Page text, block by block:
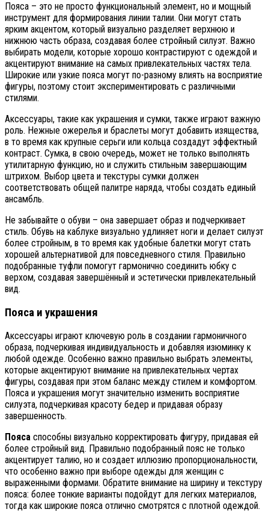
Пояса – это не просто функциональный элемент, но и мощный
инструмент для формирования линии талии. Они могут стать
ярким акцентом, который визуально разделяет верхнюю и
нижнюю часть образа, создавая более стройный силуэт. Важно
выбирать модели, которые хорошо контрастируют с одеждой и
акцентируют внимание на самых привлекательных частях тела.
Широкие или узкие пояса могут по-разному влиять на восприятие
фигуры, поэтому стоит экспериментировать с различными
стилями.
Аксессуары, такие как украшения и сумки, также играют важную
роль. Нежные ожерелья и браслеты могут добавить изящества,
в то время как крупные серьги или кольца создадут эффектный
контраст. Сумка, в свою очередь, может не только выполнять
утилитарную функцию, но и служить стильным завершающим
штрихом. Выбор цвета и текстуры сумки должен
соответствовать общей палитре наряда, чтобы создать единый
ансамбль.
Не забывайте о обуви – она завершает образ и подчеркивает
стиль. Обувь на каблуке визуально удлиняет ноги и делает силуэт
более стройным, в то время как удобные балетки могут стать
хорошей альтернативой для повседневного стиля. Правильно
подобранные туфли помогут гармонично соединить юбку с
верхом, создавая завершённый и эстетически привлекательный
вид.
Пояса и украшения
Аксессуары играют ключевую роль в создании гармоничного
образа, подчеркивая индивидуальность и добавляя изюминку к
любой одежде. Особенно важно правильно выбрать элементы,
которые акцентируют внимание на привлекательных чертах
фигуры, создавая при этом баланс между стилем и комфортом.
Пояса и украшения могут значительно изменить восприятие
силуэта, подчеркивая красоту бедер и придавая образу
завершенность.
Пояса способны визуально корректировать фигуру, придавая ей
более стройный вид. Правильно подобранный пояс не только
акцентирует талию, но и создает иллюзию пропорциональности,
что особенно важно при выборе одежды для женщин с
выраженными формами. Обратите внимание на ширину и текстуру
пояса: более тонкие варианты подойдут для легких материалов,
тогда как широкие пояса отлично смотрятся с плотной одеждой.